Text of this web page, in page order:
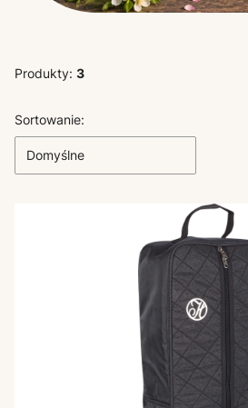
Produkty: 3
Lista produktów
Sortowanie:
Domyślne